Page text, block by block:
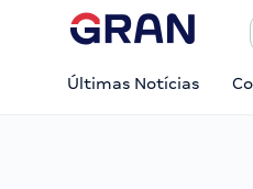
Últimas Notícias